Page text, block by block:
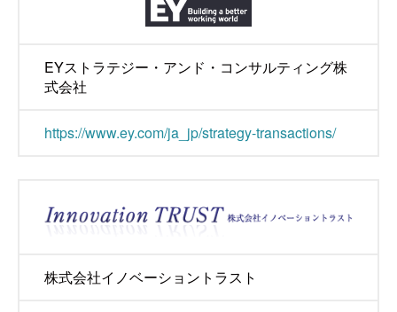
EYストラテジー・アンド・コンサルティング株
式会社
https://www.ey.com/ja_jp/strategy-transactions/
株式会社イノベーショントラスト